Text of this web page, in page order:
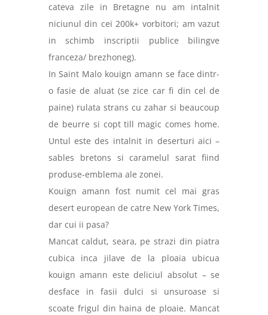
cateva zile in Bretagne nu am intalnit
niciunul din cei 200k+ vorbitori; am vazut
in schimb inscriptii publice bilingve
franceza/ brezhoneg).
In Saint Malo kouign amann se face dintr-
o fasie de aluat (se zice car fi din cel de
paine) rulata strans cu zahar si beaucoup
de beurre si copt till magic comes home.
Untul este des intalnit in deserturi aici –
sables bretons si caramelul sarat fiind
produse-emblema ale zonei.
Kouign amann fost numit cel mai gras
desert european de catre New York Times,
dar cui ii pasa?
Mancat caldut, seara, pe strazi din piatra
cubica inca jilave de la ploaia ubicua
kouign amann este deliciul absolut – se
desface in fasii dulci si unsuroase si
scoate frigul din haina de ploaie. Mancat